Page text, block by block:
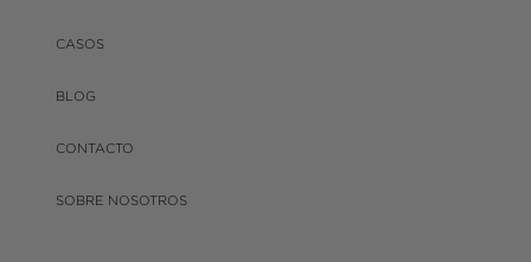
CASOS
BLOG
CONTACTO
SOBRE NOSOTROS